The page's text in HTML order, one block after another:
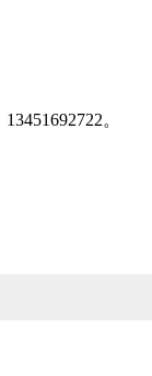
13451692722。